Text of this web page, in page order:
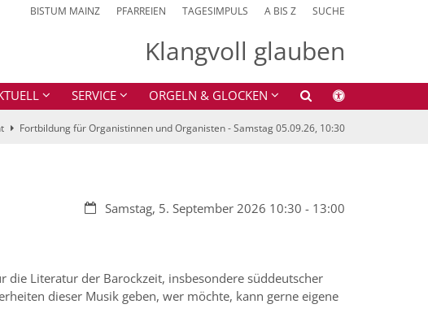
BISTUM MAINZ PFARREIEN TAGESIMPULS A BIS Z SUCHE
Klangvoll glauben
SERVICE ORGELN & GLOCKEN
Fortbildung für Organistinnen und Organisten - Samstag 05.09.26, 10:30
Datum:Samstag, 5. September 2026 10:30 - 13:00
die Literatur der Barockzeit, insbesondere süddeutscher
dieser Musik geben, wer möchte, kann gerne eigene